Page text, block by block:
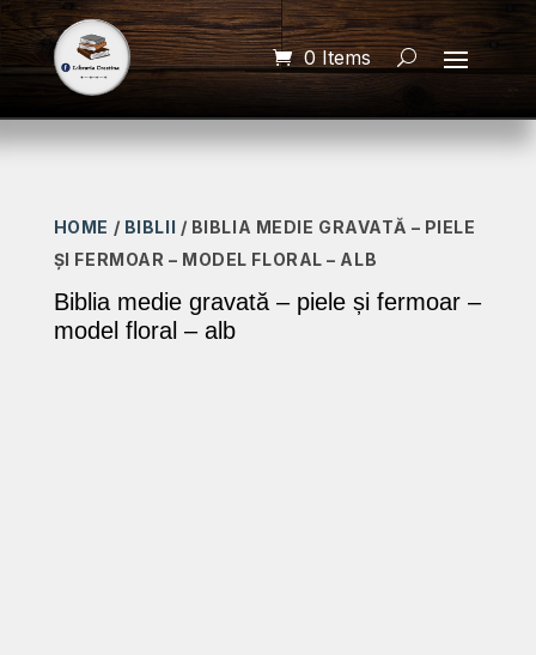
0 Items
HOME / BIBLII / BIBLIA MEDIE GRAVATĂ – PIELE
ȘI FERMOAR – MODEL FLORAL – ALB
Biblia medie gravată – piele și fermoar –
model floral – alb